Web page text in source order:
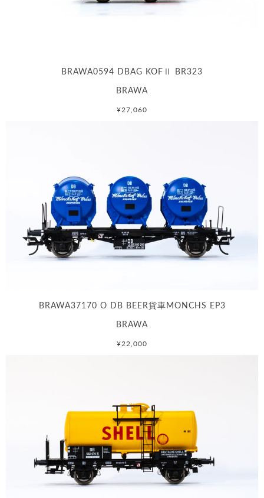
BRAWA0594 DBAG KOFⅡ BR323
BRAWA
¥27,060
BRAWA37170 O DB BEER貨車MONCHS EP3
BRAWA
¥22,000